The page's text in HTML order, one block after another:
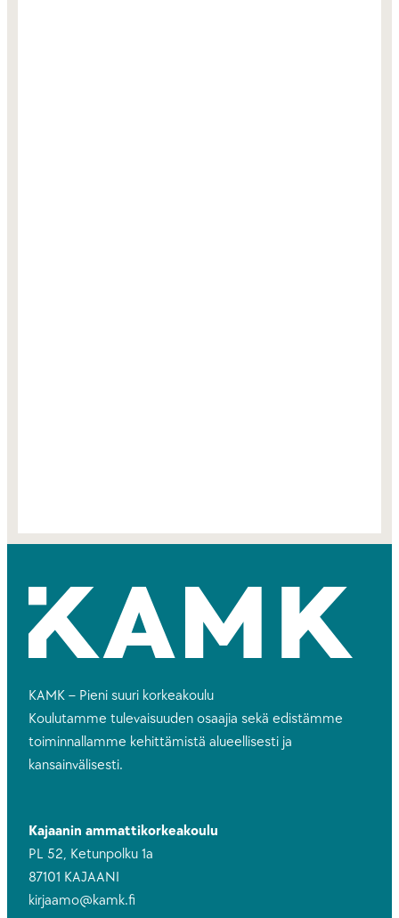
KAMK – Pieni suuri korkeakoulu
Koulutamme tulevaisuuden osaajia sekä edistämme
toiminnallamme kehittämistä alueellisesti ja
kansainvälisesti.
Kajaanin ammattikorkeakoulu
PL 52, Ketunpolku 1a
87101 KAJAANI
kirjaamo@kamk.fi